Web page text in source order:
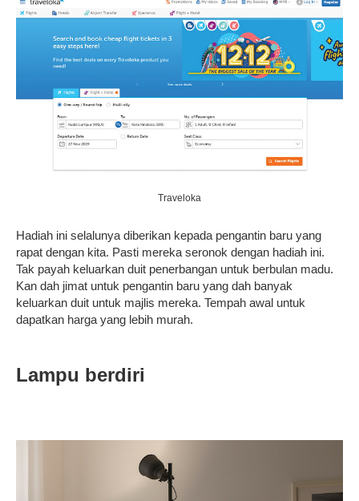
Traveloka
Hadiah ini selalunya diberikan kepada pengantin baru yang
rapat dengan kita. Pasti mereka seronok dengan hadiah ini.
Tak payah keluarkan duit penerbangan untuk berbulan madu.
Kan dah jimat untuk pengantin baru yang dah banyak
keluarkan duit untuk majlis mereka. Tempah awal untuk
dapatkan harga yang lebih murah.
Lampu berdiri